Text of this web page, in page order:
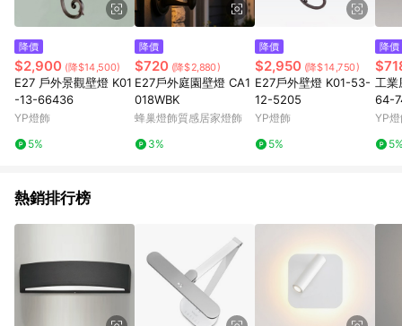
降價
$2,900 (降$14,500)
E27 戶外景觀壁燈 K01
-13-66436
YP燈飾
5%
降價
$720 (降$2,880)
E27戶外庭園壁燈 CA1
018WBK
蜂巢燈飾質感居家燈飾
3%
降價
$2,950 (降$14,750)
E27戶外壁燈 K01-53-
12-5205
YP燈飾
5%
降價
工業
64-
YP
熱銷排行榜